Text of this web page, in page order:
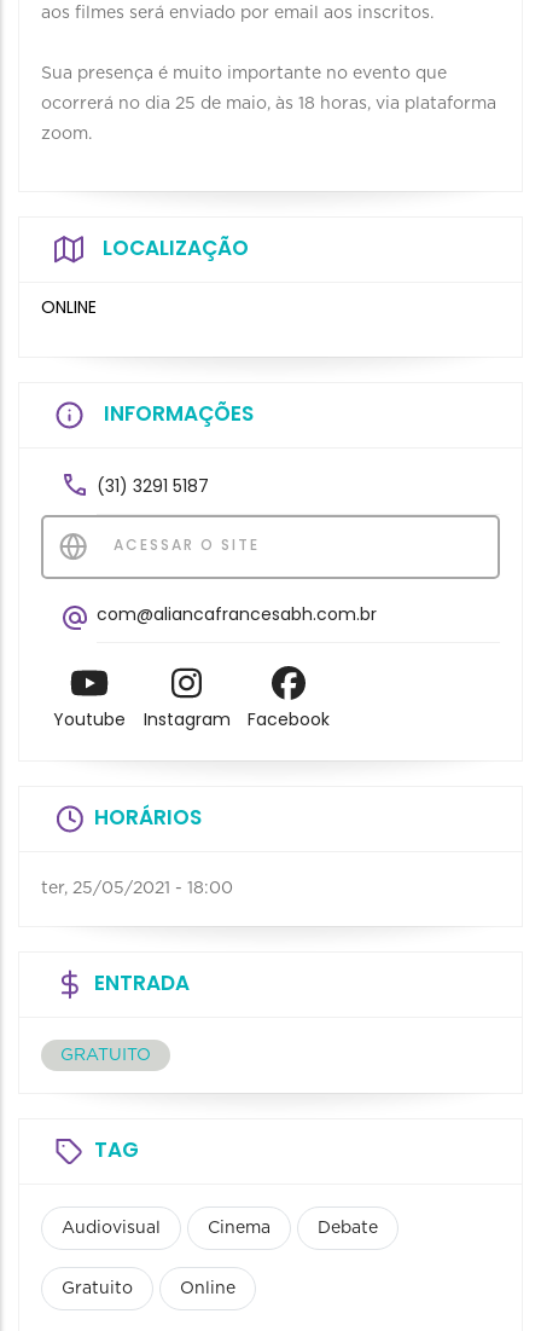
aos filmes será enviado por email aos inscritos.
Sua presença é muito importante no evento que
ocorrerá no dia 25 de maio, às 18 horas, via plataforma
zoom.
LOCALIZAÇÃO
ONLINE
INFORMAÇÕES
(31) 3291 5187
ACESSAR O SITE
com@aliancafrancesabh.com.br
Youtube Instagram Facebook
HORÁRIOS
ter, 25/05/2021 - 18:00
ENTRADA
GRATUITO
TAG
Audiovisual Cinema Debate
Gratuito Online